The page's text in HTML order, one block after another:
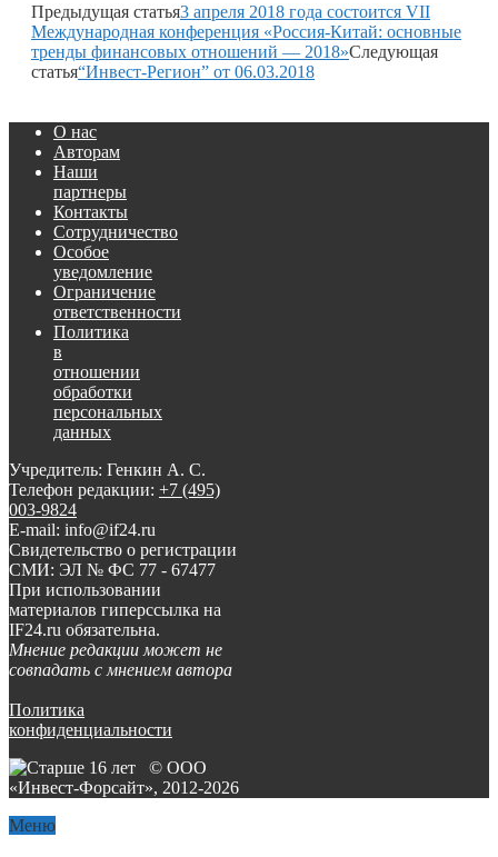
Предыдущая статья3 апреля 2018 года состоится VII
Международная конференция «Россия-Китай: основные
тренды финансовых отношений — 2018»Следующая
статья“Инвест-Регион” от 06.03.2018
О нас
Авторам
Наши
партнеры
Контакты
Сотрудничество
Особое
уведомление
Ограничение
ответственности
Политика
в
отношении
обработки
персональных
данных
Учредитель: Генкин А. С.
Телефон редакции: +7 (495)
003-9824
E-mail: info@if24.ru
Свидетельство о регистрации
СМИ: ЭЛ № ФС 77 - 67477
При использовании
материалов гиперссылка на
IF24.ru обязательна.
Мнение редакции может не
совпадать с мнением автора
Политика
конфиденциальности
© ООО
«Инвест-Форсайт», 2012-2026
Меню